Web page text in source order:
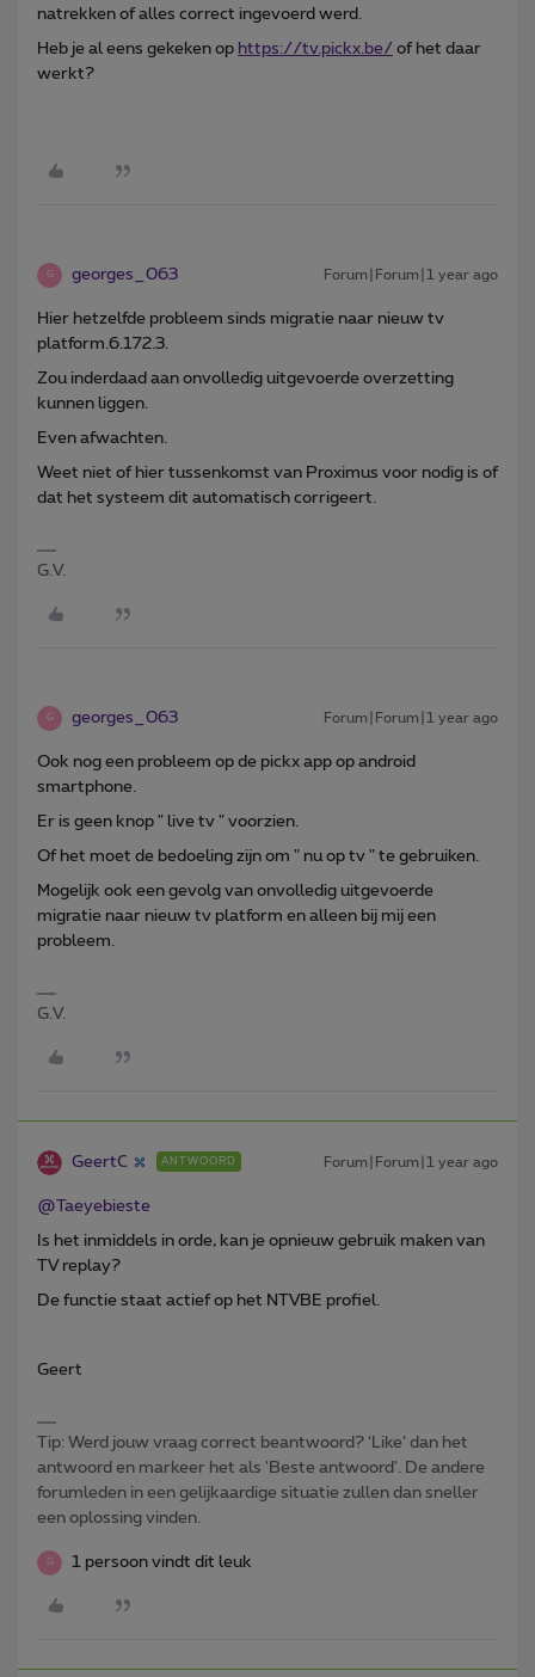
natrekken of alles correct ingevoerd werd.
Heb je al eens gekeken op https://tv.pickx.be/ of het daar
werkt?
G georges_063 Forum|Forum|1 year ago
Hier hetzelfde probleem sinds migratie naar nieuw tv
platform.6.172.3.
Zou inderdaad aan onvolledig uitgevoerde overzetting
kunnen liggen.
Even afwachten.
Weet niet of hier tussenkomst van Proximus voor nodig is of
dat het systeem dit automatisch corrigeert.
G.V.
G georges_063 Forum|Forum|1 year ago
Ook nog een probleem op de pickx app op android
smartphone.
Er is geen knop " live tv " voorzien.
Of het moet de bedoeling zijn om " nu op tv " te gebruiken.
Mogelijk ook een gevolg van onvolledig uitgevoerde
migratie naar nieuw tv platform en alleen bij mij een
probleem.
G.V.
GeertC ANTWOORD Forum|Forum|1 year ago
@Taeyebieste
Is het inmiddels in orde, kan je opnieuw gebruik maken van
TV replay?
De functie staat actief op het NTVBE profiel.
Geert
Tip: Werd jouw vraag correct beantwoord? ‘Like’ dan het
antwoord en markeer het als 'Beste antwoord'. De andere
forumleden in een gelijkaardige situatie zullen dan sneller
een oplossing vinden.
G 1 persoon vindt dit leuk